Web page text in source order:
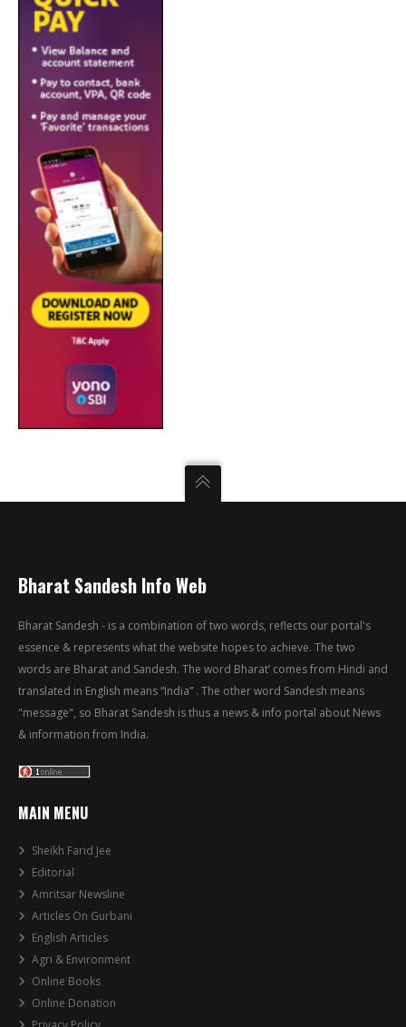
Bharat Sandesh Info Web
Bharat Sandesh - is a combination of two words, reflects our portal's
essence & represents what the website hopes to achieve. The two
words are Bharat and Sandesh. The word Bharat’ comes from Hindi and
translated in English means “India” . The other word Sandesh means
"message", so Bharat Sandesh is thus a news & info portal about News
& information from India.
MAIN MENU
Sheikh Farid Jee
Editorial
Amritsar Newsline
Articles On Gurbani
English Articles
Agri & Environment
Online Books
Online Donation